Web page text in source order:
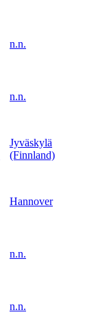
n.n.
n.n.
Jyväskylä
(Finnland)
Hannover
n.n.
n.n.